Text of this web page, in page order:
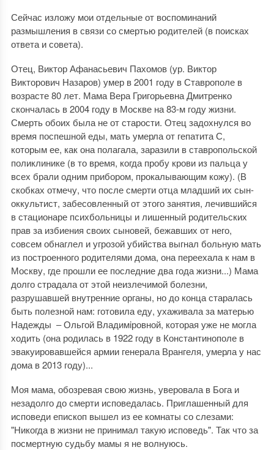
Сейчас изложу мои отдельные от воспоминаний
размышления в связи со смертью родителей (в поисках
ответа и совета).
Отец, Виктор Афанасьевич Пахомов (ур. Виктор
Викторович Назаров) умер в 2001 году в Ставрополе в
возрасте 80 лет. Мама Вера Григорьевна Дмитренко
скончалась в 2004 году в Москве на 83-м году жизни.
Смерть обоих была не от старости. Отец задохнулся во
время поспешной еды, мать умерла от гепатита С,
которым ее, как она полагала, заразили в ставропольской
поликлинике (в то время, когда пробу крови из пальца у
всех брали одним прибором, прокалывающим кожу). (В
скобках отмечу, что после смерти отца младший их сын-
оккультист, забесовленный от этого занятия, лечившийся
в стационаре психбольницы и лишенный родительских
прав за избиения своих сыновей, бежавших от него,
совсем обнаглел и угрозой убийства выгнал больную мать
из построенного родителями дома, она переехала к нам в
Москву, где прошли ее последние два года жизни...) Мама
долго страдала от этой неизлечимой болезни,
разрушавшей внутренние органы, но до конца старалась
быть полезной нам: готовила еду, ухаживала за матерью
Надежды ‒ Ольгой Владимiровной, которая уже не могла
ходить (она родилась в 1922 году в Константинополе в
эвакуировавшейся армии генерала Врангеля, умерла у нас
дома в 2013 году)...
Моя мама, обозревая свою жизнь, уверовала в Бога и
незадолго до смерти исповедалась. Приглашенный для
исповеди епископ вышел из ее комнаты со слезами:
"Никогда в жизни не принимал такую исповедь". Так что за
посмертную судьбу мамы я не волнуюсь.